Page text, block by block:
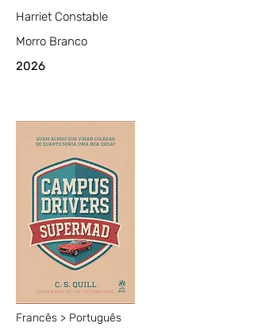
Harriet Constable
Morro Branco
2026
Francês > Português